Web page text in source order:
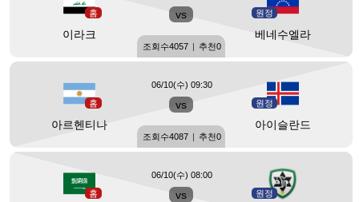
홈
이라크
vs 원정
베네수엘라
조회수4057 | 추천0
홈
아르헨티나
vs 원정
아이슬란드
06/10(수) 09:30
조회수4087 | 추천0
홈 vs 원정
06/10(수) 08:00